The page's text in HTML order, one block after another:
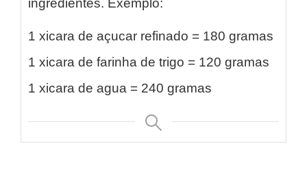
ingredientes. Exemplo:
1 xicara de açucar refinado = 180 gramas
1 xicara de farinha de trigo = 120 gramas
1 xicara de agua = 240 gramas